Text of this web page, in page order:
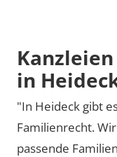
in
"In Heideck gibt
Familienrecht.
passende